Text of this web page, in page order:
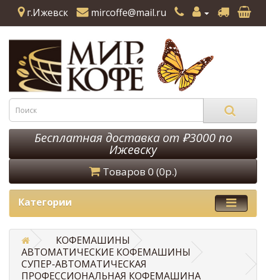
г.Ижевск mircoffe@mail.ru
Бесплатная доставка от ₽3000 по
Ижевску
Товаров 0 (0р.)
Категории
КОФЕМАШИНЫ
АВТОМАТИЧЕСКИЕ КОФЕМАШИНЫ
CУПЕР-АВТОМАТИЧЕСКАЯ
ПРОФЕССИОНАЛЬНАЯ КОФЕМАШИНА